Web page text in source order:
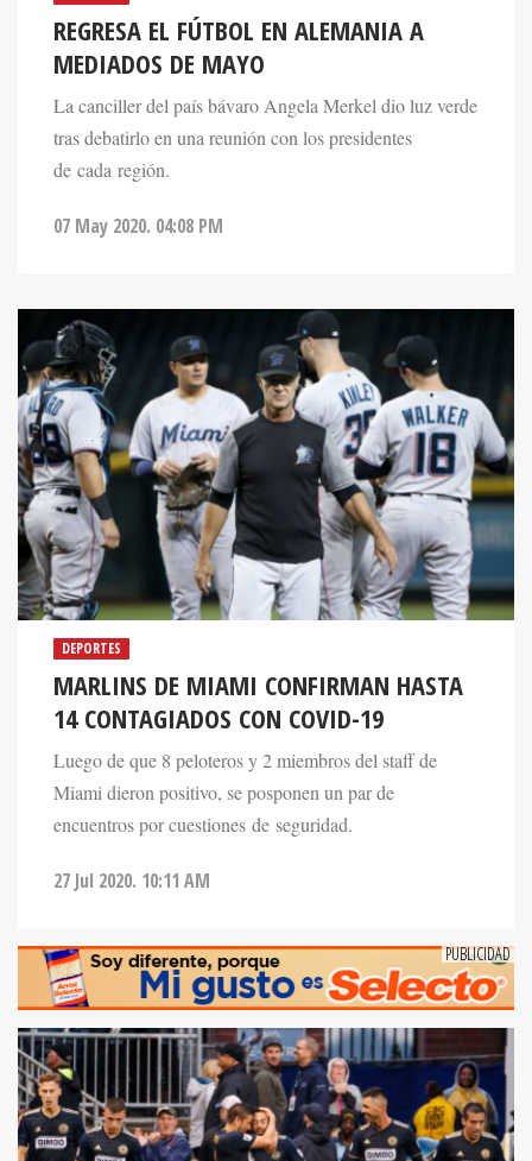
REGRESA EL FÚTBOL EN ALEMANIA A
MEDIADOS DE MAYO
La canciller del país bávaro Angela Merkel dio luz verde
tras debatirlo en una reunión con los presidentes
de cada región.
07 May 2020. 04:08 PM
DEPORTES
MARLINS DE MIAMI CONFIRMAN HASTA
14 CONTAGIADOS CON COVID-19
Luego de que 8 peloteros y 2 miembros del staff de
Miami dieron positivo, se posponen un par de
encuentros por cuestiones de seguridad.
27 Jul 2020. 10:11 AM